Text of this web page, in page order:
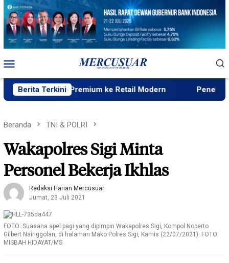
Loncat
konten
Mobile
Berita Terkini
Beras Premium ke Retail Modern Peneliti
Beranda TNI & POLRI
Wakapolres Sigi Minta
Personel Bekerja Ikhlas
Redaksi Harian Mercusuar
Jumat, 23 Juli 2021
FOTO: Suasana apel pagi yang dipimpin Wakapolres Sigi, Kompol Noperto
Gilbert Nainggolan, di halaman Mako Polres Sigi, Kamis (22/07/2021). FOTO:
MISBAH HIDAYAT/MS